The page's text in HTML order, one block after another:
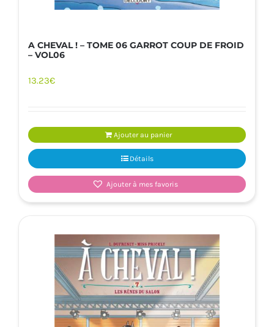
A CHEVAL ! – TOME 06 GARROT COUP DE FROID
– VOL06
13.23€
Ajouter au panier
Détails
Ajouter à mes favoris